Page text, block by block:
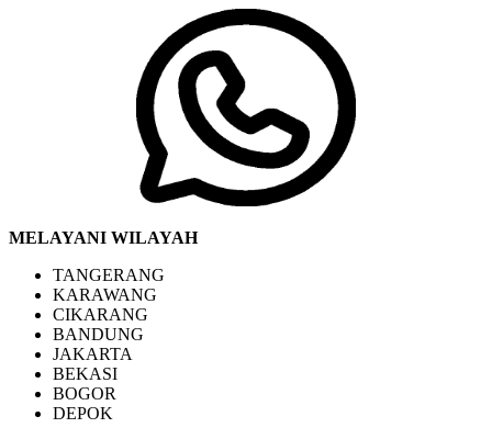
MELAYANI WILAYAH
TANGERANG
KARAWANG
CIKARANG
BANDUNG
JAKARTA
BEKASI
BOGOR
DEPOK